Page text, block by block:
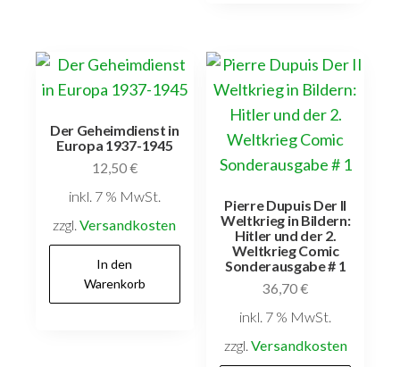
Der Geheimdienst in
Europa 1937-1945
12,50€
inkl. 7 % MwSt.
zzgl.Versandkosten
In den
Warenkorb
Pierre Dupuis Der II
Weltkrieg in Bildern:
Hitler und der 2.
Weltkrieg Comic
Sonderausgabe # 1
36,70€
inkl. 7 % MwSt.
zzgl. Versandkosten